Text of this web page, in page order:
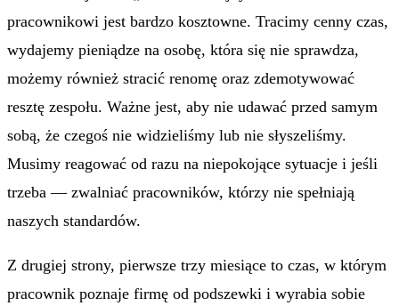
pracownikowi jest bardzo kosztowne. Tracimy cenny czas,
wydajemy pieniądze na osobę, która się nie sprawdza,
możemy również stracić renomę oraz zdemotywować
resztę zespołu. Ważne jest, aby nie udawać przed samym
sobą, że czegoś nie widzieliśmy lub nie słyszeliśmy.
Musimy reagować od razu na niepokojące sytuacje i jeśli
trzeba — zwalniać pracowników, którzy nie spełniają
naszych standardów.
Z drugiej strony, pierwsze trzy miesiące to czas, w którym
pracownik poznaje firmę od podszewki i wyrabia sobie